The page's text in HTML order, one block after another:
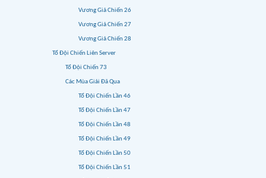
Vương Giả Chiến 26
Vương Giả Chiến 27
Vương Giả Chiến 28
Tổ Đội Chiến Liên Server
Tổ Đội Chiến 73
Các Mùa Giải Đã Qua
Tổ Đội Chiến Lần 46
Tổ Đội Chiến Lần 47
Tổ Đội Chiến Lần 48
Tổ Đội Chiến Lần 49
Tổ Đội Chiến Lần 50
Tổ Đội Chiến Lần 51